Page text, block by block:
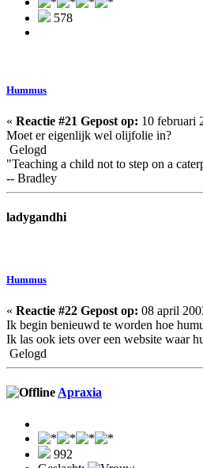
578
Hummus
« Reactie #21 Gepost op: 10 februari
Moet er eigenlijk wel olijfolie in?
Gelogd
"Teaching a child not to step on a
-- Bradley
ladygandhi
Hummus
« Reactie #22 Gepost op: 08 april
Ik begin benieuwd te worden hoe
Ik las ook iets over een website waar
Gelogd
Apraxia
992